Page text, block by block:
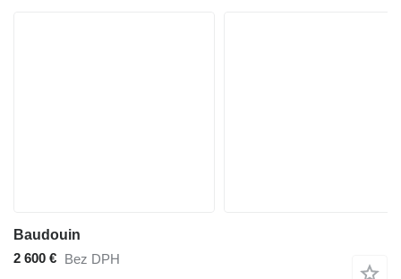
Baudouin
2 600 € Bez DPH